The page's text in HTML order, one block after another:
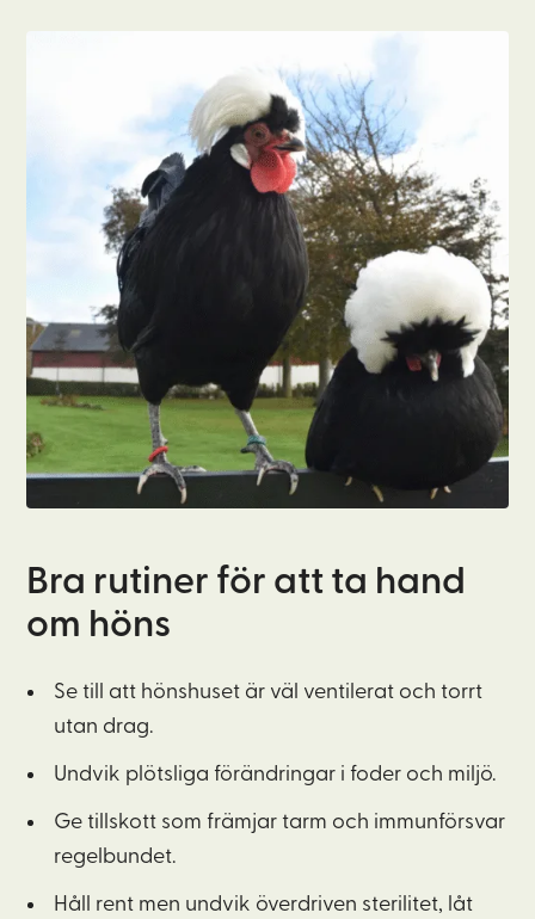
Bra rutiner för att ta hand
om höns
Se till att hönshuset är väl ventilerat och torrt
utan drag.
Undvik plötsliga förändringar i foder och miljö.
Ge tillskott som främjar tarm och immunförsvar
regelbundet.
Håll rent men undvik överdriven sterilitet, låt